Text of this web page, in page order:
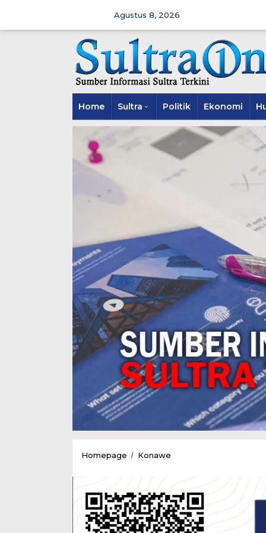
Agustus 8, 2026
Home Sultra Politik Ekonomi
Homepage / Konawe
Penghargaan
Dari
Kementrian
Investasi/BKPM